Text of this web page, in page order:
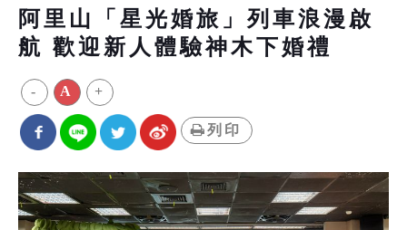
阿里山「星光婚旅」列車浪漫啟
航 歡迎新人體驗神木下婚禮
- A +
列印